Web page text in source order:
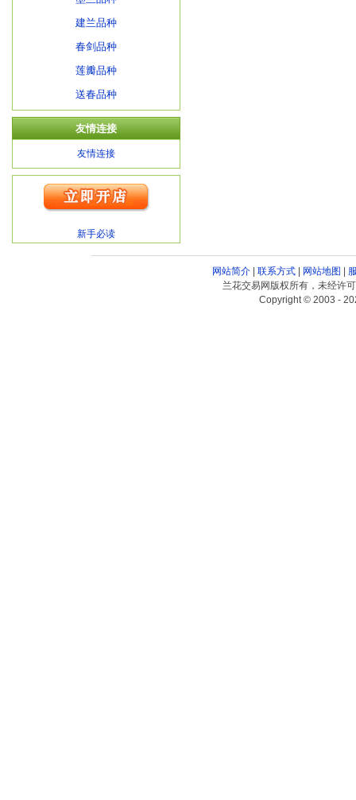
建兰品种
春剑品种
莲瓣品种
送春品种
友情连接
友情连接
新手必读
网站简介| 联系方式| 网站地图 |
兰花交易网版权所有，未经许
Copyright © 2003 -